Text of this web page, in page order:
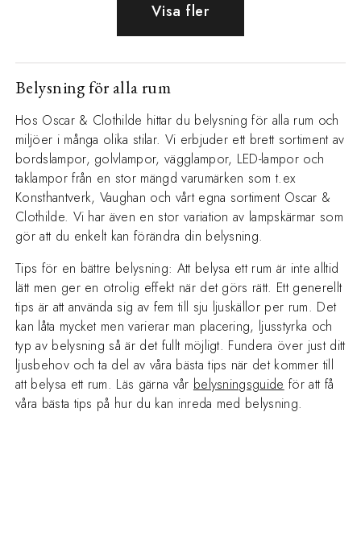
Visa fler
Belysning för alla rum
Hos Oscar & Clothilde hittar du belysning för alla rum och
miljöer i många olika stilar. Vi erbjuder ett brett sortiment av
bordslampor, golvlampor, vägglampor, LED-lampor och
taklampor från en stor mängd varumärken som t.ex
Konsthantverk, Vaughan och vårt egna sortiment Oscar &
Clothilde. Vi har även en stor variation av lampskärmar som
gör att du enkelt kan förändra din belysning.
Tips för en bättre belysning: Att belysa ett rum är inte alltid
lätt men ger en otrolig effekt när det görs rätt. Ett generellt
tips är att använda sig av fem till sju ljuskällor per rum. Det
kan låta mycket men varierar man placering, ljusstyrka och
typ av belysning så är det fullt möjligt. Fundera över just ditt
ljusbehov och ta del av våra bästa tips när det kommer till
att belysa ett rum. Läs gärna vår belysningsguide för att få
våra bästa tips på hur du kan inreda med belysning.